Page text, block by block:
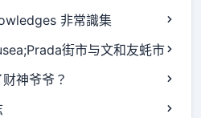
非常識集
街市与文和友蚝市
神爷爷？